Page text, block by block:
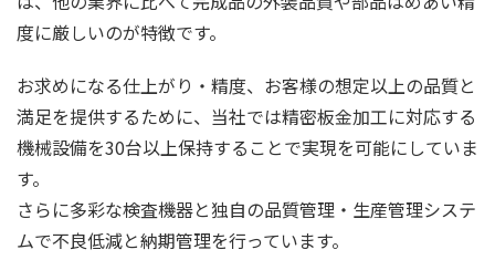
度に厳しいのが特徴です。
お求めになる仕上がり・精度、お客様の想定以上の品質と
満足を提供するために、当社では精密板金加工に対応する
機械設備を30台以上保持することで実現を可能にしていま
す。
さらに多彩な検査機器と独自の品質管理・生産管理システ
ムで不良低減と納期管理を行っています。